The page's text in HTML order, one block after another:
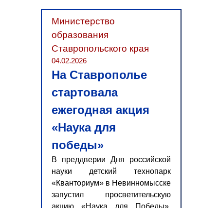
Министерство
образования
Ставропольского края
04.02.2026
На Ставрополье
стартовала
ежегодная акция
«Наука для
победы»
В преддверии Дня российской
науки детский технопарк
«Кванториум» в Невинномысске
запустил просветительскую
акцию «Наука для Победы».